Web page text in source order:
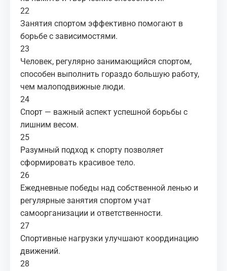
22
Занятия спортом эффективно помогают в
борьбе с зависимостями.
23
Человек, регулярно занимающийся спортом,
способен выполнить гораздо большую работу,
чем малоподвижные люди.
24
Спорт — важный аспект успешной борьбы с
лишним весом.
25
Разумный подход к спорту позволяет
сформировать красивое тело.
26
Ежедневные победы над собственной ленью и
регулярные занятия спортом учат
самоорганизации и ответственности.
27
Спортивные нагрузки улучшают координацию
движений.
28